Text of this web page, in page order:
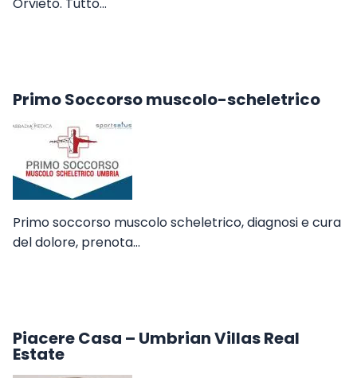
Orvieto. Tutto…
Primo Soccorso muscolo-scheletrico
Primo soccorso muscolo scheletrico, diagnosi e cura
del dolore, prenota…
Piacere Casa – Umbrian Villas Real
Estate